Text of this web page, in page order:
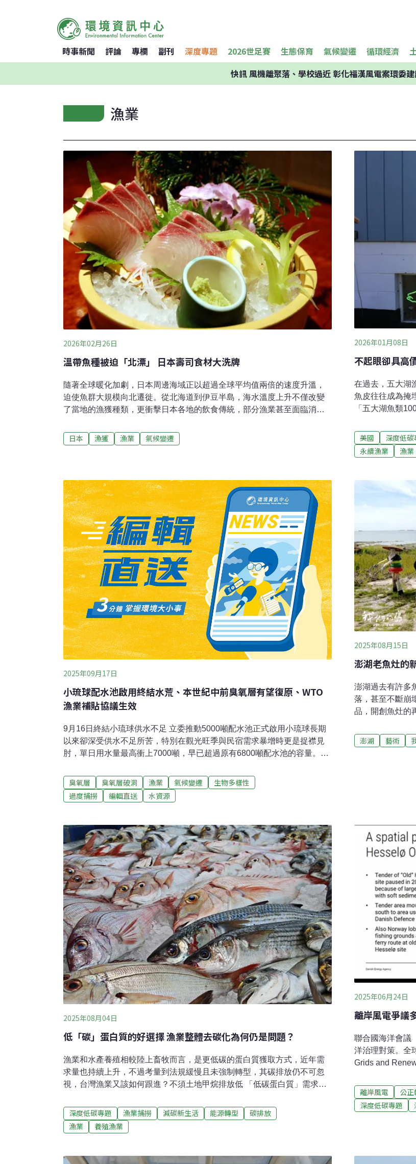
時事新聞 評論 專欄 副刊 深度專題 2026世足賽 生態保育 氣候變遷 循環經濟
快訊風機離聚落、學校過近 彰化福漢風電案環委
漁業
2026年02月26日
溫帶魚種被迫「北漂」 日本壽司食材大洗牌
隨著全球暖化加劇，日本周邊海域正以超過全球平均值兩倍的速度升溫，
迫使魚群大規模向北遷徙。從北海道到伊豆半島，海水溫度上升不僅改變
了當地的漁獲種類，更衝擊日本各地的飲食傳統，部分漁業甚至面臨消失
日本 漁獲 漁業 氣候變遷
2026年01月08日
不起眼卻具高
在過去，五大湖
魚皮往往成為掩
「五大湖魚類
（
蘇必略湖捕魚，
在剔除魚骨、魚
蘭舒特（Dennis
也要捫心自問
盡其用。過去
圾，但這麼做並
美國 深度低碳
永續漁業
漁業
2025年09月17日
小琉球配水池啟用終結水荒、本世紀中前臭氧層有望復原、WTO
漁業補貼協議生效
9月16日終結小琉球供水不足 立委推動5000噸配水池正式啟用小琉球長期
以來卻深受供水不足所苦，特別在觀光旺季與民宿需求暴增時更是捉襟見
肘，單日用水量最高衝上7000噸，早已超過原有6800噸配水池的容量。立
型配水池，16日終於正式啟用，為小琉球供水帶來歷史性突破。（經濟日
報報導）高雄颱風後倒塌廢樹枝全遭清運 民眾盼設木料銀行多元使用高雄
近年因颱風造成樹木倒塌，去年山陀兒颱風一度造成2500棵路樹災情，市
用，但全台各縣市已陸續開辦「木料銀行」，提供民眾免費小型木料，用
以施肥或鋪設養殖場，議員籲高雄比照設置，或是設「綠木資材場」，提
供市民創作學習資源。（經濟日報報導）
臭氧層 臭氧層破洞 漁業 氣候變遷
生物多樣性
過度捕撈
編輯直送 水資源
2025年08月15日
澎湖老魚灶的
澎湖過去有許多
落，甚至不斷崩
品，開創魚灶的
出不同圖案，展
作，近幾年開始
作。他們向居民
澎湖 藝術
2025年08月04日
低「碳」蛋白質的好選擇 漁業整體去碳化為何仍是問題？
漁業和水產養殖相較陸上畜牧而言，是更低碳的蛋白質獲取方式，近年需
求量也持續上升，不過考量到法規緩慢且未強制轉型，其碳排放仍不可忽
視，台灣漁業又該如何跟進？不須土地甲烷排放低 「低碳蛋白質」需求年
產養殖狀況》（SOFIA）顯示，2022年全球漁業和水產養殖產量提升至
2.23億噸，相比2020年成長了4.4%，雖然近海養殖漁業的產量持續增加，
並於2022年達到1.31億噸，首度超過捕撈漁業，成為水產的主要來源。儘
糧食的重要來源，2021年約占動物性蛋白質總需求量的16%，且持續攀升
深度低碳專題 漁業捕撈 減碳新生活 能源轉型
碳排放
漁業
養殖漁業
2025年06月24日
離岸風電爭議
聯合國海洋會議
洋治理對策。全
Grids and
提指引報告、檢
的衝突案例時有
（UNESCO-
離岸風電 公正
深度低碳專題